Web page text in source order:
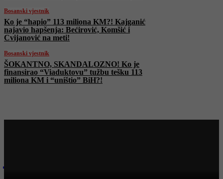
Bosanski vjestnik
Ko je “hapio” 113 miliona KM?! Kajganić
najavio hapšenja: Bećirović, Komšić i
Cvijanović na meti!
Bosanski vjestnik
ŠOKANTNO, SKANDALOZNO! Ko je
finansirao “Viaduktovu” tužbu tešku 113
miliona KM i “uništio” BiH?!